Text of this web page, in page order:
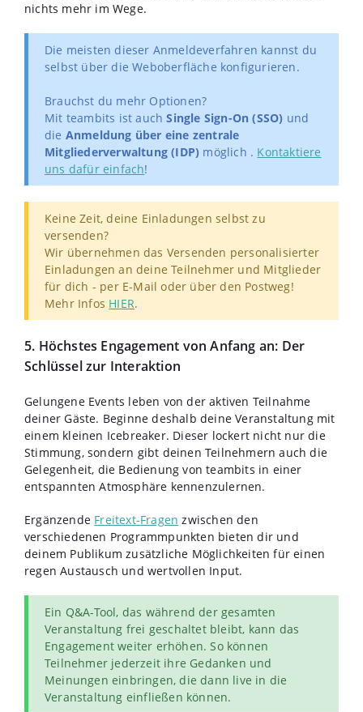
nichts mehr im Wege.
Die meisten dieser Anmeldeverfahren kannst du
selbst über die Weboberfläche konfigurieren.
Brauchst du mehr Optionen?
Mit teambits ist auchSingle Sign-On (SSO) und
die Anmeldung über eine zentrale
Mitgliederverwaltung (IDP) möglich . Kontaktiere
uns dafür einfach!
Keine Zeit, deine Einladungen selbst zu
versenden?
Wir übernehmen das Versenden personalisierter
Einladungen an deine Teilnehmer und Mitglieder
für dich - per E-Mail oder über den Postweg!
Mehr Infos HIER.
5. Höchstes Engagement von Anfang an: Der
Schlüssel zur Interaktion
Gelungene Events leben von der aktiven Teilnahme
deiner Gäste. Beginne deshalb deine Veranstaltung mit
einem kleinen Icebreaker. Dieser lockert nicht nur die
Stimmung, sondern gibt deinen Teilnehmern auch die
Gelegenheit, die Bedienung von teambits in einer
entspannten Atmosphäre kennenzulernen.
Ergänzende Freitext-Fragen zwischen den
verschiedenen Programmpunkten bieten dir und
deinem Publikum zusätzliche Möglichkeiten für einen
regen Austausch und wertvollen Input.
Ein Q&A-Tool, das während der gesamten
Veranstaltung frei geschaltet bleibt, kann das
Engagement weiter erhöhen. So können
Teilnehmer jederzeit ihre Gedanken und
Meinungen einbringen, die dann live in die
Veranstaltung einfließen können.